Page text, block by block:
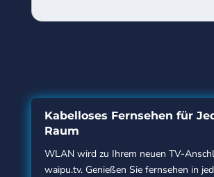
Kabelloses Fernsehen für
Raum
WLAN wird zu Ihrem neuen TV-
waipu.tv. Genießen Sie fernsehen in